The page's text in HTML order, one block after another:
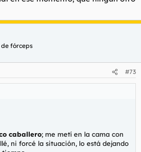
fórceps
#73
caballero; me metí en la cama con
ni forcé la situación, lo está dejando